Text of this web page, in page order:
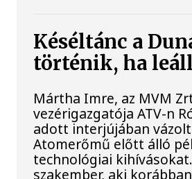
Késéltánc a
történik, ha leáll
Mártha Imre, az MVM
vezérigazgatója ATV-n
adott interjújában
Atomerőmű előtt álló
technológiai
szakember, aki